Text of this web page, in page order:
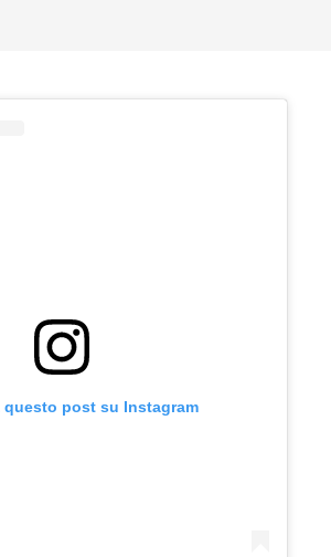
questo post su Instagram